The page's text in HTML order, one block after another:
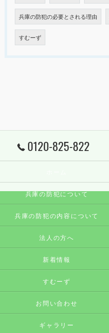
兵庫の防犯の必要とされる理由
すむーず
0120-825-822
兵庫の防犯について
兵庫の防犯の内容について
法人の方へ
新着情報
すむーず
お問い合わせ
ギャラリー